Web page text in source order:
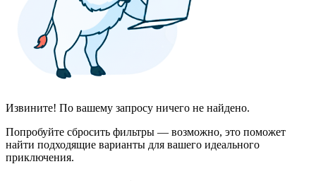
Извините! По вашему запросу ничего не найдено.
Попробуйте сбросить фильтры — возможно, это поможет
найти подходящие варианты для вашего идеального
приключения.